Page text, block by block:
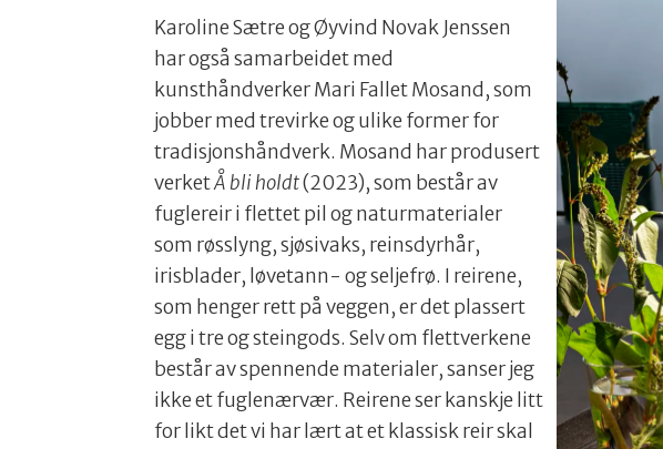
Karoline Sætre og Øyvind Novak Jenssen
har også samarbeidet med
kunsthåndverker Mari Fallet Mosand, som
jobber med trevirke og ulike former for
tradisjonshåndverk. Mosand har produsert
verketÅ bli holdt(2023), som består av
fuglereir i flettet pil og naturmaterialer
som røsslyng, sjøsivaks, reinsdyrhår,
irisblader, løvetann- og seljefrø. I reirene,
som henger rett på veggen, er det plassert
egg i tre og steingods. Selv om flettverkene
består av spennende materialer, sanser jeg
ikke et fuglenærvær. Reirene ser kanskje litt
for likt det vi har lært at et klassisk reir skal